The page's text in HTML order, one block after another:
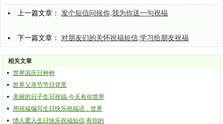
上一篇文章： 发个短信问候你,我为你送一句祝福
下一篇文章： 对朋友们的关怀祝福短信,学习给朋友祝福
相关文章
世界国庆日种种
世界父亲节节日背景
美丽的日子生日祝福-今天有你世界
用祝福编写生日快乐祝福语，世界
情人爱人生日快乐祝福短信,有你的